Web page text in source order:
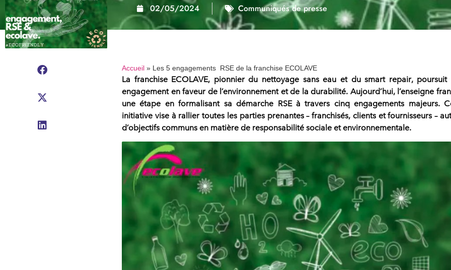
02/05/2024 Communiqués de presse
Accueil » Les 5 engagements RSE de la franchise ECOLAVE
La franchise ECOLAVE, pionnier du nettoyage sans eau et du smart repair, poursuit
engagement en faveur de l’environnement et de la durabilité. Aujourd’hui, l’enseigne
une étape en formalisant sa démarche RSE à travers cinq engagements majeurs.
initiative vise à rallier toutes les parties prenantes – franchisés, clients et fournisseurs –
d’objectifs communs en matière de responsabilité sociale et environnementale.